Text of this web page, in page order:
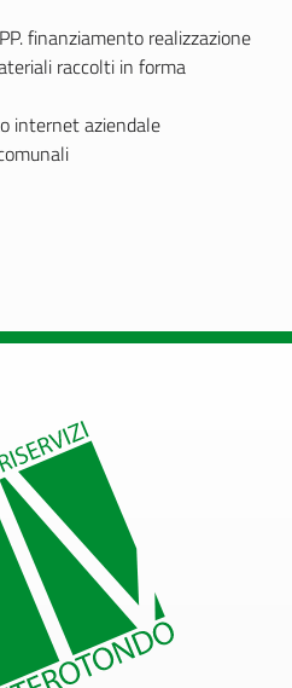
finanziamento realizzazione
raccolti in forma
internet aziendale